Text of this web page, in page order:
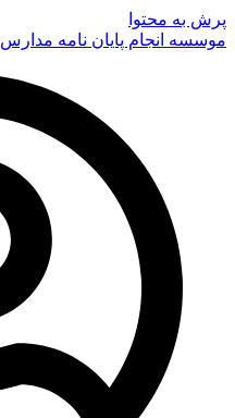
پرش به محتوا
موسسه انجام پایان نامه مدارس